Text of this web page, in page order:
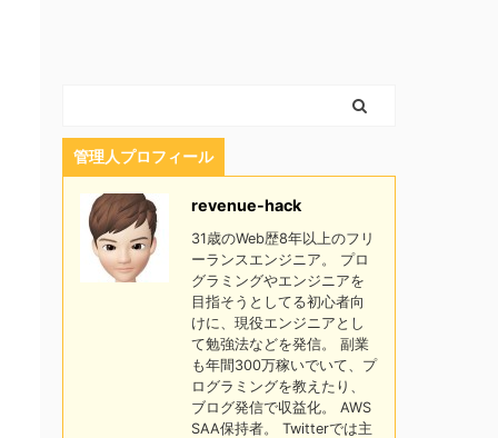
管理人プロフィール
revenue-hack
31歳のWeb歴8年以上のフリ
ーランスエンジニア。 プロ
グラミングやエンジニアを
目指そうとしてる初心者向
けに、現役エンジニアとし
て勉強法などを発信。 副業
も年間300万稼いでいて、プ
ログラミングを教えたり、
ブログ発信で収益化。 AWS
SAA保持者。 Twitterでは主